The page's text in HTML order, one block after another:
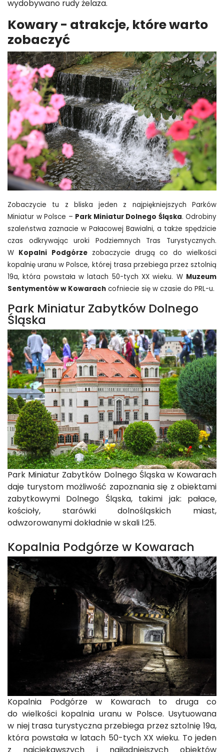
wydobywano rudy żelaza.
Kowary - atrakcje, które warto
zobaczyć
Zobaczycie tu z bliska jeden z najpiękniejszych Parków
Miniatur w Polsce – Park Miniatur Dolnego Śląska. Odrobiny
szaleństwa zaznacie w Pałacowej Bawialni, a także spędzicie
czas odkrywając uroki Podziemnych Tras Turystycznych.
W Kopalni Podgórzezobaczycie drugą co do wielkości
kopalnię uranu w Polsce, której trasa przebiega przez sztolnią
19a, która powstała w latach 50-tych XX wieku. W Muzeum
Sentymentów w Kowarach cofniecie się w czasie do PRL-u.
Park Miniatur Zabytków Dolnego
Śląska
Park Miniatur Zabytków Dolnego Śląska w Kowarach
daje turystom możliwość zapoznania się z obiektami
zabytkowymi Dolnego Śląska, takimi jak: pałace,
kościoły, starówki dolnośląskich miast,
odwzorowanymi dokładnie w skali l:25.
Kopalnia Podgórze w Kowarach
Kopalnia Podgórze w Kowarach to druga co
do wielkości kopalnia uranu w Polsce. Usytuowana
w niej trasa turystyczna przebiega przez sztolnię 19a,
która powstała w latach 50-tych XX wieku. To jeden
z najciekawszych i najładniejszych obiektów